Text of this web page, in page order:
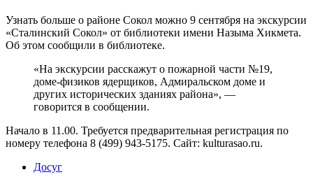
Узнать больше о районе Сокол можно 9 сентября на экскурсии
«Сталинский Сокол» от библиотеки имени Назыма Хикмета.
Об этом сообщили в библиотеке.
«На экскурсии расскажут о пожарной части №19,
доме-физиков ядерщиков, Адмиральском доме и
других исторических зданиях района», —
говорится в сообщении.
Начало в 11.00. Требуется предварительная регистрация по
номеру телефона 8 (499) 943-5175. Сайт: kulturasao.ru.
Досуг